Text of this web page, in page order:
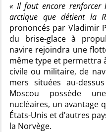
« Il faut encore renforcer
arctique que détient la
prononcés par Vladimir
du brise-glace à
navire rejoindra une
même type et permettra
civile ou militaire, de
mers situées au-
Moscou possède
nucléaires, un avantage
États-Unis et d’autres
la Norvège.